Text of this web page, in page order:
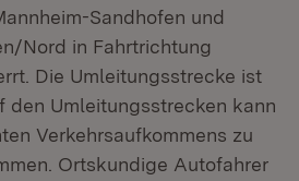
Sandhofen und
Nord in Fahrtrichtung
Die Umleitungsstrecke ist
den Umleitungsstrecken kann
Verkehrsaufkommens zu
Ortskundige Autofahrer